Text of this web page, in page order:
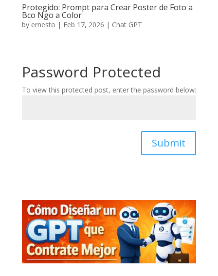
Protegido: Prompt para Crear Poster de Foto a
Bco Ngo a Color
by ernesto | Feb 17, 2026 | Chat GPT
Password Protected
To view this protected post, enter the password below:
Submit